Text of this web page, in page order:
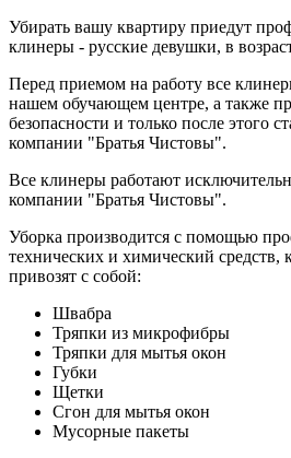
Убирать вашу квартиру приедут
клинеры - русские девушки, в
Перед приемом на работу все
нашем обучающем центре, а также
безопасности и только после этого
компании "Братья Чистовы".
Все клинеры работают
компании "Братья Чистовы".
Уборка производится с помощью
технических и химический
привозят с собой:
Швабра
Тряпки из микрофибры
Тряпки для мытья окон
Губки
Щетки
Сгон для мытья окон
Мусорные пакеты